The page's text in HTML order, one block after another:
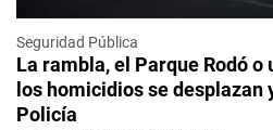
Seguridad Pública
La rambla, el Parque Rodó o
los homicidios se desplazan
Policía